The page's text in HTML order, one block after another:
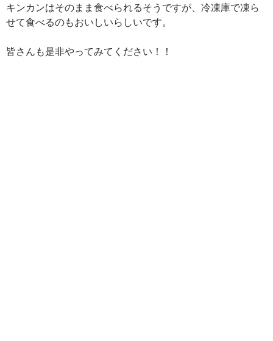
キンカンはそのまま食べられるそうですが、冷凍庫で凍ら
せて食べるのもおいしいらしいです。
皆さんも是非やってみてください！！